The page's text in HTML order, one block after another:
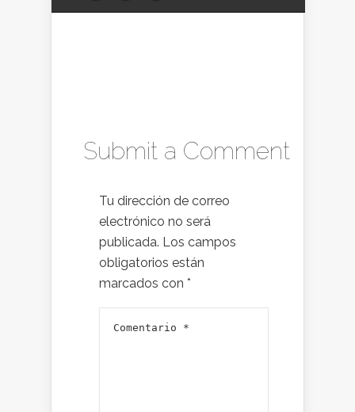
Submit a Comment
Tu dirección de correo
electrónico no será
publicada. Los campos
obligatorios están
marcados con *